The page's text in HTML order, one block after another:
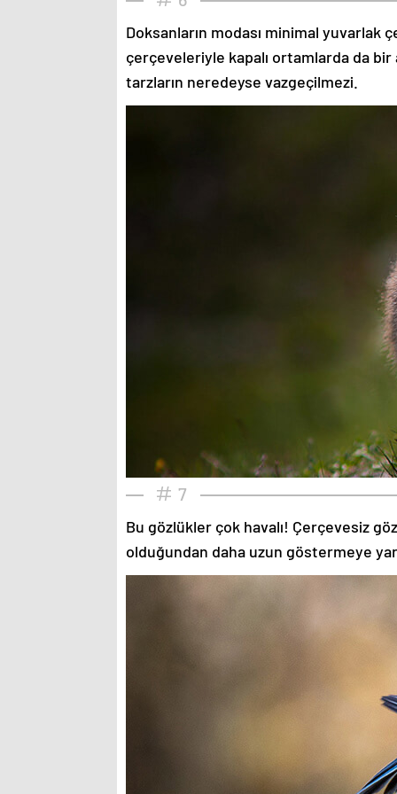
Doksanların modası minimal
çerçeveleriyle kapalı ortamlarda da
tarzların neredeyse vazgeçilmezi.
7
Bu gözlükler çok havalı! Çerçevesiz
olduğundan daha uzun göstermeye